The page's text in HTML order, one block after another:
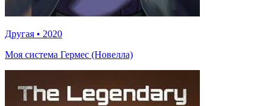
Другая • 2020
Моя система Гермес (Новелла)